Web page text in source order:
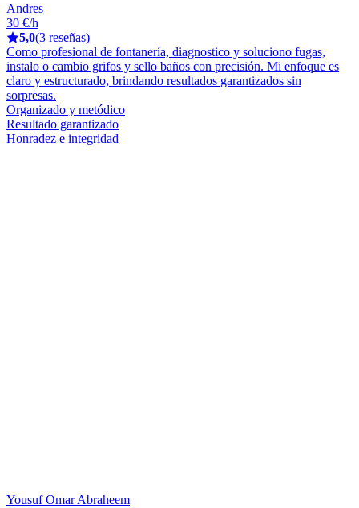
Andres
30 €/h
5,0(3 reseñas)
Como profesional de fontanería, diagnostico y soluciono fugas,
instalo o cambio grifos y sello baños con precisión. Mi enfoque es
claro y estructurado, brindando resultados garantizados sin
sorpresas.
Organizado y metódico
Resultado garantizado
Honradez e integridad
Yousuf Omar Abraheem